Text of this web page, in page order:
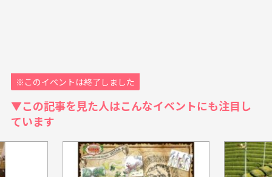
※このイベントは終了しました
▼この記事を見た人はこんなイベントにも注目し
ています